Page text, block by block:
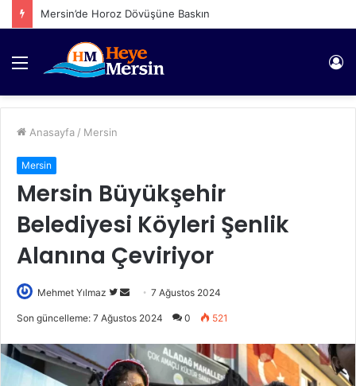
Mersin’de Horoz Dövüşüne Baskın
Menü
Anasayfa / Mersin
Mersin
Mersin Büyükşehir
Belediyesi Köyleri Şenlik
Alanına Çeviriyor
Mehmet Yılmaz
Twitter'da
Bir
göndermek
7 Ağustos 2024
Son güncelleme: 7 Ağustos 2024 0 521